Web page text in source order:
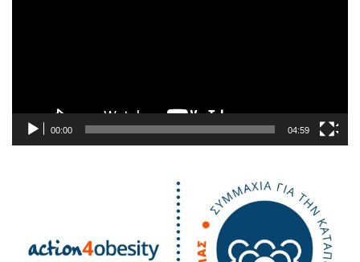
00:00 04:59